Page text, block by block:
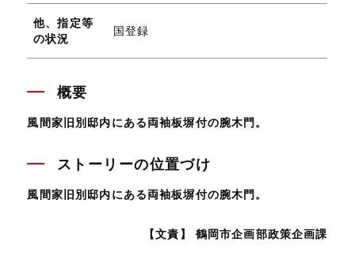
他、指定等
の状況
国登録
概要
風間家旧別邸内にある両袖板塀付の腕木門。
ストーリーの位置づけ
風間家旧別邸内にある両袖板塀付の腕木門。
【文責】 鶴岡市企画部政策企画課